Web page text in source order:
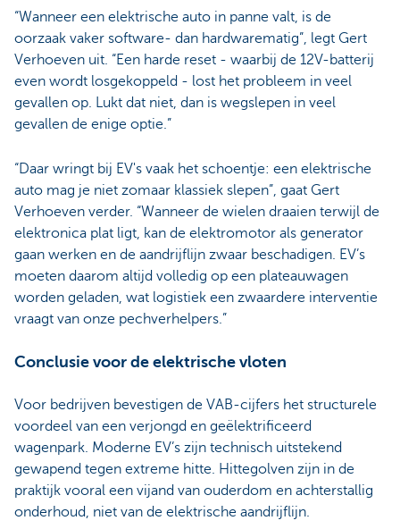
“Wanneer een elektrische auto in panne valt, is de
oorzaak vaker software- dan hardwarematig”, legt Gert
Verhoeven uit. “Een harde reset - waarbij de 12V-batterij
even wordt losgekoppeld - lost het probleem in veel
gevallen op. Lukt dat niet, dan is wegslepen in veel
gevallen de enige optie.”
“Daar wringt bij EV's vaak het schoentje: een elektrische
auto mag je niet zomaar klassiek slepen”, gaat Gert
Verhoeven verder. “Wanneer de wielen draaien terwijl de
elektronica plat ligt, kan de elektromotor als generator
gaan werken en de aandrijflijn zwaar beschadigen. EV’s
moeten daarom altijd volledig op een plateauwagen
worden geladen, wat logistiek een zwaardere interventie
vraagt van onze pechverhelpers.”
Conclusie voor de elektrische vloten
Voor bedrijven bevestigen de VAB-cijfers het structurele
voordeel van een verjongd en geëlektrificeerd
wagenpark. Moderne EV’s zijn technisch uitstekend
gewapend tegen extreme hitte. Hittegolven zijn in de
praktijk vooral een vijand van ouderdom en achterstallig
onderhoud, niet van de elektrische aandrijflijn.